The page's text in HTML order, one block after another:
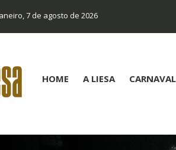
7 de agosto de 2026
HOME A LIESA CARNAVAL